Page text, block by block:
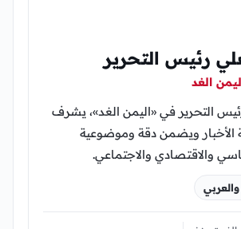
رئيس التحرير
الغد
التحرير في «اليمن الغد»، يشرف
الأخبار ويضمن دقة وموضوعية
والاقتصادي والاجتماعي.